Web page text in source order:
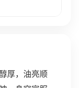
厚，油亮顺